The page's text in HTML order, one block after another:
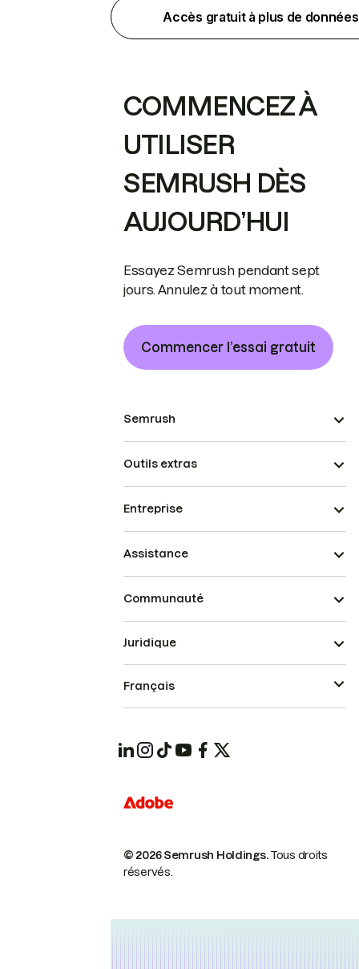
Accès gratuit à plus de données
COMMENCEZ À
UTILISER
SEMRUSH DÈS
AUJOURD’HUI
Essayez Semrush pendant sept
jours. Annulez à tout moment.
Commencer l’essai gratuit
Semrush
Outils extras
Entreprise
Assistance
Communauté
© 2026 Semrush Holdings.Tous droits
réservés.
Juridique
Français